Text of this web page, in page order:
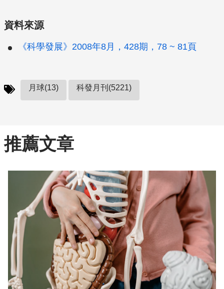
資料來源
《科學發展》2008年8月，428期，78 ~ 81頁
月球(13) 科發月刊(5221)
推薦文章